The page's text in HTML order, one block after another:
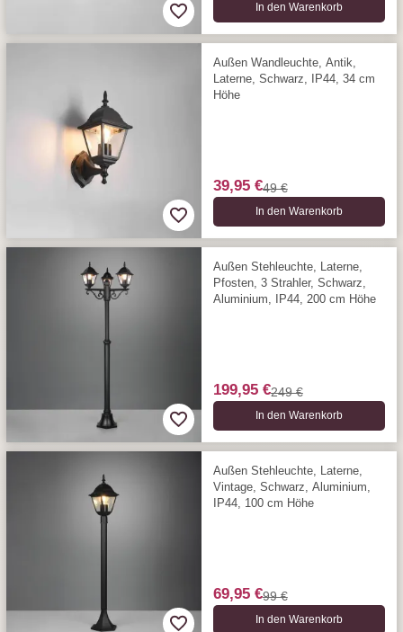
In den Warenkorb
Außen Wandleuchte, Antik,
Laterne, Schwarz, IP44, 34 cm
Höhe
39,95 €49 €
In den Warenkorb
Außen Stehleuchte, Laterne,
Pfosten, 3 Strahler, Schwarz,
Aluminium, IP44, 200 cm Höhe
199,95 €249 €
In den Warenkorb
Außen Stehleuchte, Laterne,
Vintage, Schwarz, Aluminium,
IP44, 100 cm Höhe
69,95 €99 €
In den Warenkorb